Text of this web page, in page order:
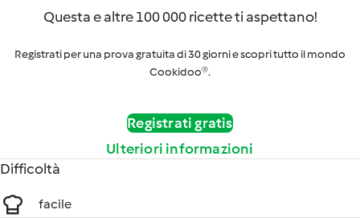
Questa e altre 100 000 ricette ti aspettano!
Registrati per una prova gratuita di 30 giorni e scopri tutto il mondo
Cookidoo®.
Registrati gratis
Ulteriori informazioni
Difficoltà
facile